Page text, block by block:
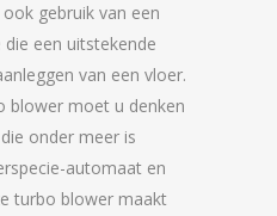
gebruik van een
een uitstekende
van een vloer.
blower moet u denken
onder meer is
automaat en
turbo blower maakt